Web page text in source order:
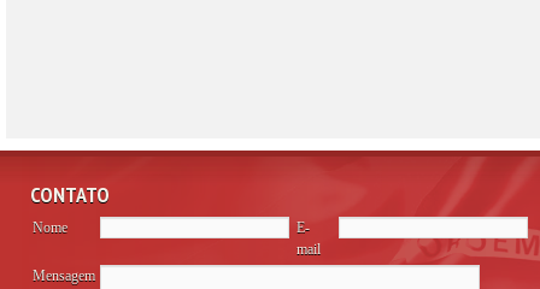
CONTATO
Nome
E-
mail
Mensagem